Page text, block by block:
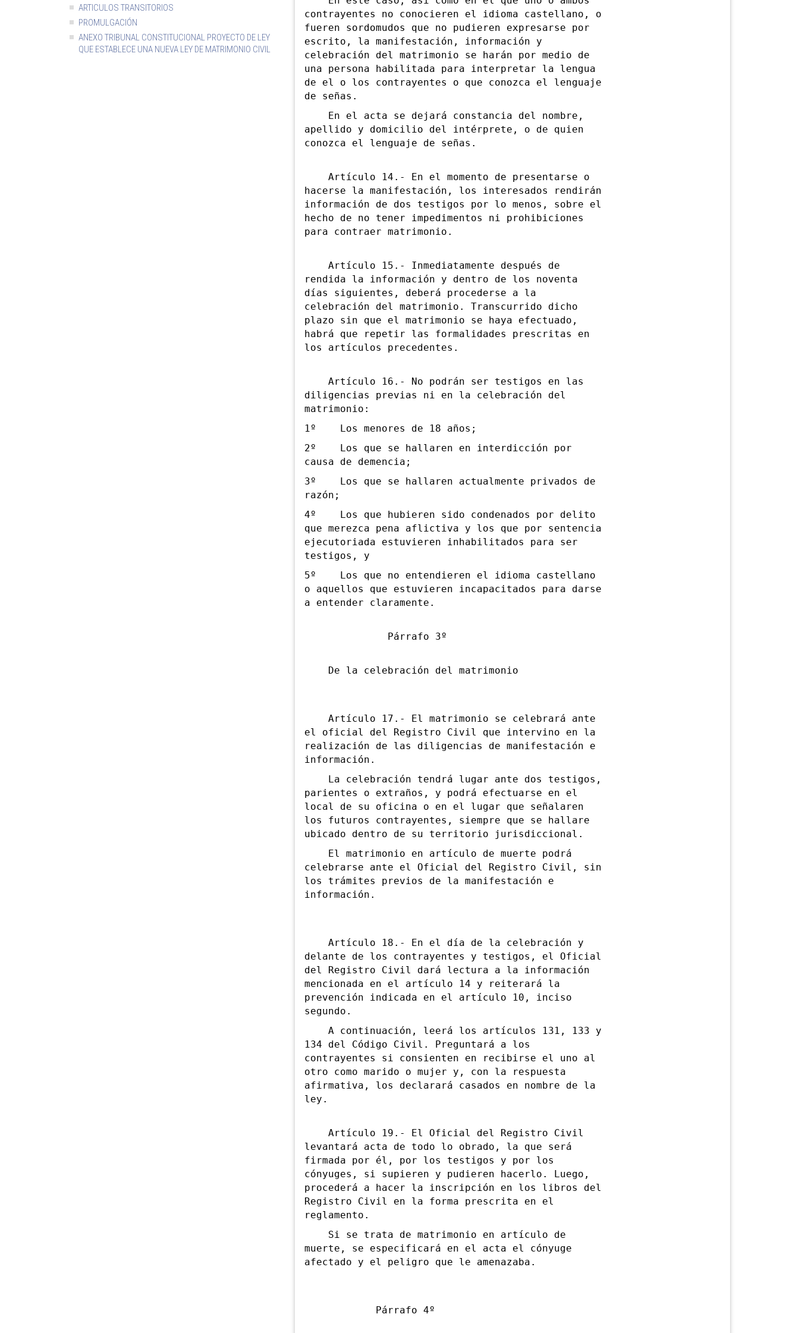
ARTICULOS TRANSITORIOS
PROMULGACIÓN
ANEXO TRIBUNAL CONSTITUCIONAL PROYECTO DE LEY
QUE ESTABLECE UNA NUEVA LEY DE MATRIMONIO CIVIL
contrayentes no conocieren el idioma castellano, o
fueren sordomudos que no pudieren expresarse por
escrito, la manifestación, información y
celebración del matrimonio se harán por medio de
una persona habilitada para interpretar la lengua
de el o los contrayentes o que conozca el lenguaje
de señas.
En el acta se dejará constancia del nombre,
apellido y domicilio del intérprete, o de quien
conozca el lenguaje de señas.
Artículo 14.- En el momento de presentarse o
hacerse la manifestación, los interesados rendirán
información de dos testigos por lo menos, sobre el
hecho de no tener impedimentos ni prohibiciones
para contraer matrimonio.
Artículo 15.- Inmediatamente después de
rendida la información y dentro de los noventa
días siguientes, deberá procederse a la
celebración del matrimonio. Transcurrido dicho
plazo sin que el matrimonio se haya efectuado,
habrá que repetir las formalidades prescritas en
los artículos precedentes.
Artículo 16.- No podrán ser testigos en las
diligencias previas ni en la celebración del
matrimonio:
1º Los menores de 18 años;
2º Los que se hallaren en interdicción por
causa de demencia;
3º Los que se hallaren actualmente privados de
razón;
4º Los que hubieren sido condenados por delito
que merezca pena aflictiva y los que por sentencia
ejecutoriada estuvieren inhabilitados para ser
testigos, y
5º Los que no entendieren el idioma castellano
o aquellos que estuvieren incapacitados para darse
a entender claramente.
Párrafo 3º
De la celebración del matrimonio
Artículo 17.- El matrimonio se celebrará ante
el oficial del Registro Civil que intervino en la
realización de las diligencias de manifestación e
información.
La celebración tendrá lugar ante dos testigos,
parientes o extraños, y podrá efectuarse en el
local de su oficina o en el lugar que señalaren
los futuros contrayentes, siempre que se hallare
ubicado dentro de su territorio jurisdiccional.
El matrimonio en artículo de muerte podrá
celebrarse ante el Oficial del Registro Civil, sin
los trámites previos de la manifestación e
información.
Artículo 18.- En el día de la celebración y
delante de los contrayentes y testigos, el Oficial
del Registro Civil dará lectura a la información
mencionada en el artículo 14 y reiterará la
prevención indicada en el artículo 10, inciso
segundo.
A continuación, leerá los artículos 131, 133 y
134 del Código Civil. Preguntará a los
contrayentes si consienten en recibirse el uno al
otro como marido o mujer y, con la respuesta
afirmativa, los declarará casados en nombre de la
ley.
Artículo 19.- El Oficial del Registro Civil
levantará acta de todo lo obrado, la que será
firmada por él, por los testigos y por los
cónyuges, si supieren y pudieren hacerlo. Luego,
procederá a hacer la inscripción en los libros del
Registro Civil en la forma prescrita en el
reglamento.
Si se trata de matrimonio en artículo de
muerte, se especificará en el acta el cónyuge
afectado y el peligro que le amenazaba.
Párrafo 4º